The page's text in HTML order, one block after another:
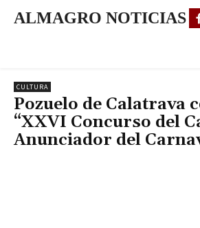
ALMAGRO NOTICIAS
CULTURA
Pozuelo de Calatrava
“XXVI Concurso del
Anunciador del